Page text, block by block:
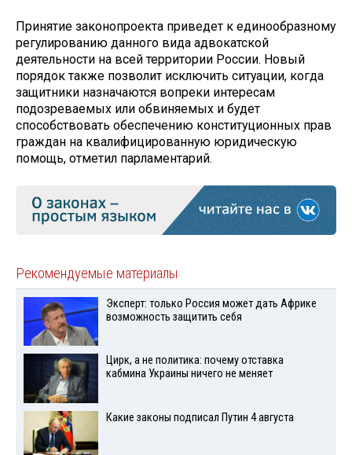
Принятие законопроекта приведет к единообразному
регулированию данного вида адвокатской
деятельности на всей территории России. Новый
порядок также позволит исключить ситуации, когда
защитники назначаются вопреки интересам
подозреваемых или обвиняемых и будет
способствовать обеспечению конституционных прав
граждан на квалифицированную юридическую
помощь, отметил парламентарий.
Рекомендуемые материалы
Эксперт: только Россия может дать Африке
возможность защитить себя
Цирк, а не политика: почему отставка
кабмина Украины ничего не меняет
Какие законы подписал Путин 4 августа